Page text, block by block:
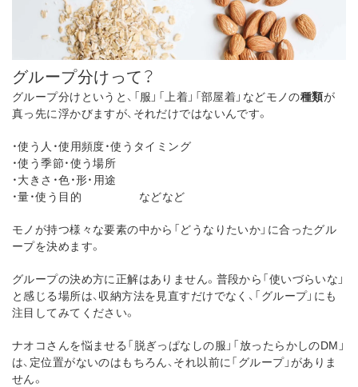
グループ分けって？
グループ分けというと、「服」「上着」「部屋着」などモノの種類が
真っ先に浮かびますが、それだけではないんです。
・使う人・使用頻度・使うタイミング
・使う季節・使う場所
・大きさ・色・形・用途
・量・使う目的 などなど
モノが持つ様々な要素の中から「どうなりたいか」に合ったグル
ープを決めます。
グループの決め方に正解はありません。普段から「使いづらいな」
と感じる場所は、収納方法を見直すだけでなく、「グループ」にも
注目してみてください。
ナオコさんを悩ませる「脱ぎっぱなしの服」「放ったらかしのDM」
は、定位置がないのはもちろん、それ以前に「グループ」がありま
せん。